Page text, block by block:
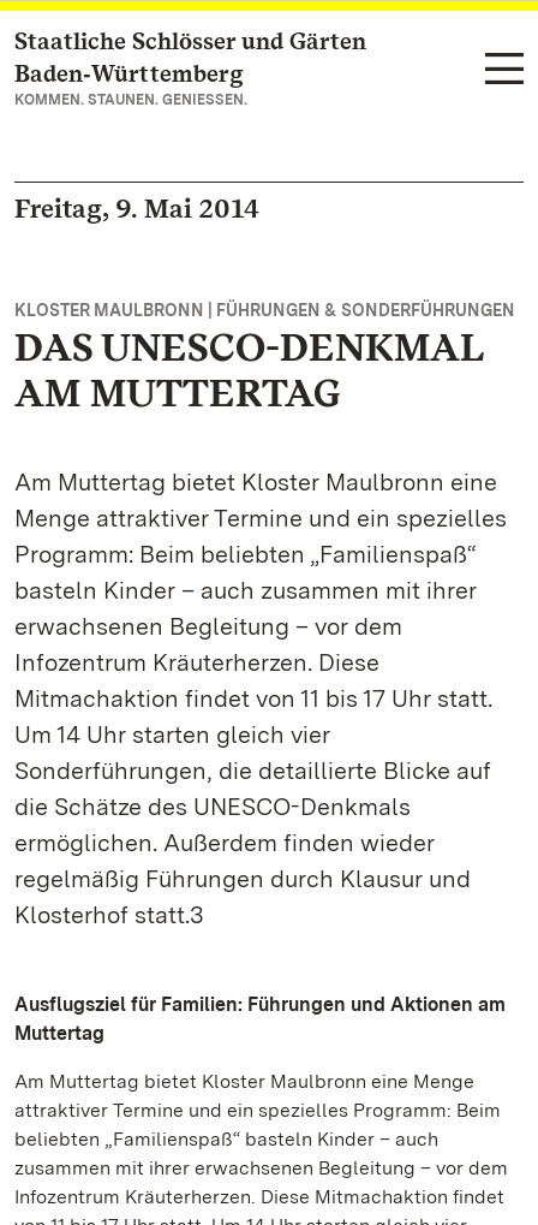
Zum Hauptinhalt springen
Staatliche Schlösser und Gärten
Baden‑Württemberg
KOMMEN. STAUNEN. GENIESSEN.
Freitag, 9. Mai 2014
KLOSTER MAULBRONN | FÜHRUNGEN & SONDERFÜHRUNGEN
DAS UNESCO-DENKMAL
AM MUTTERTAG
Am Muttertag bietet Kloster Maulbronn eine
Menge attraktiver Termine und ein spezielles
Programm: Beim beliebten „Familienspaß“
basteln Kinder – auch zusammen mit ihrer
erwachsenen Begleitung – vor dem
Infozentrum Kräuterherzen. Diese
Mitmachaktion findet von 11 bis 17 Uhr statt.
Um 14 Uhr starten gleich vier
Sonderführungen, die detaillierte Blicke auf
die Schätze des UNESCO-Denkmals
ermöglichen. Außerdem finden wieder
regelmäßig Führungen durch Klausur und
Klosterhof statt.3
Ausflugsziel für Familien: Führungen und Aktionen am
Muttertag
Am Muttertag bietet Kloster Maulbronn eine Menge
attraktiver Termine und ein spezielles Programm: Beim
beliebten „Familienspaß“ basteln Kinder – auch
zusammen mit ihrer erwachsenen Begleitung – vor dem
Infozentrum Kräuterherzen. Diese Mitmachaktion findet